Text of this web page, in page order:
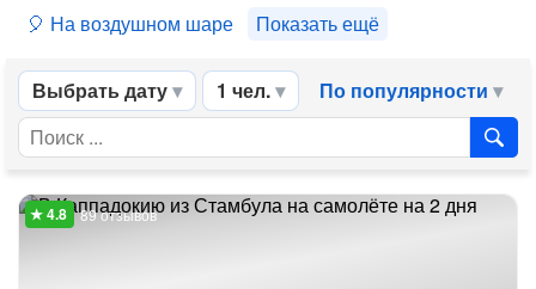
На воздушном шаре
Показать ещё
Выбрать дату 1 чел. По популярности
89 отзывов